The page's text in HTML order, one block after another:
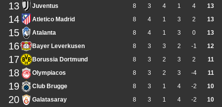
13 Juventus 8 3 4 1 4 13
14 Atletico Madrid 8 4 1 3 2 13
15 Atalanta 8 4 1 3 0 13
16 Bayer Leverkusen 8 3 3 2 -1 12
17 Borussia Dortmund 8 3 2 3 2 11
18 Olympiacos 8 3 2 3 -4 11
19 Club Brugge 8 3 1 4 -2 10
20 Galatasaray 8 3 1 4 -2 10